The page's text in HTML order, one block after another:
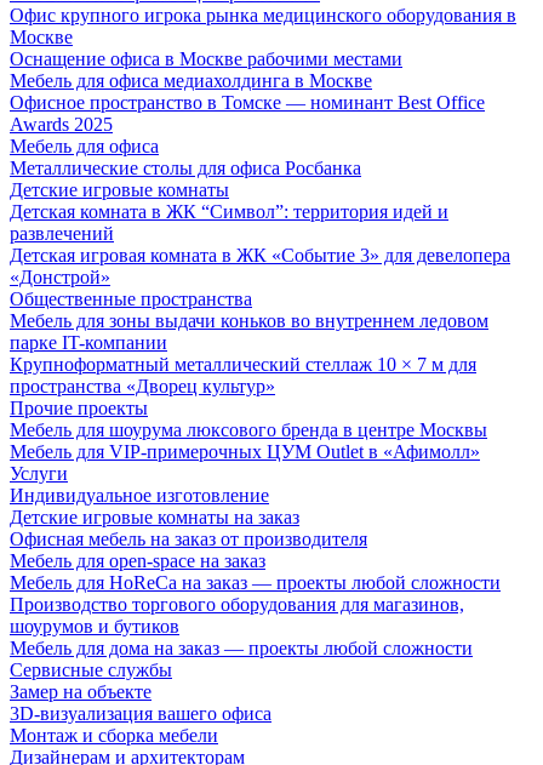
Офис крупного игрока рынка медицинского оборудования в
Москве
Оснащение офиса в Москве рабочими местами
Мебель для офиса медиахолдинга в Москве
Офисное пространство в Томске — номинант Best Office
Awards 2025
Мебель для офиса
Металлические столы для офиса Росбанка
Детские игровые комнаты
Детская комната в ЖК “Символ”: территория идей и
развлечений
Детская игровая комната в ЖК «Событие 3» для девелопера
«Донстрой»
Общественные пространства
Мебель для зоны выдачи коньков во внутреннем ледовом
парке IT-компании
Крупноформатный металлический стеллаж 10 × 7 м для
пространства «Дворец культур»
Прочие проекты
Мебель для шоурума люксового бренда в центре Москвы
Мебель для VIP-примерочных ЦУМ Outlet в «Афимолл»
Услуги
Индивидуальное изготовление
Детские игровые комнаты на заказ
Офисная мебель на заказ от производителя
Мебель для open-space на заказ
Мебель для HoReCa на заказ — проекты любой сложности
Производство торгового оборудования для магазинов,
шоурумов и бутиков
Мебель для дома на заказ — проекты любой сложности
Сервисные службы
Замер на объекте
3D-визуализация вашего офиса
Монтаж и сборка мебели
Дизайнерам и архитекторам